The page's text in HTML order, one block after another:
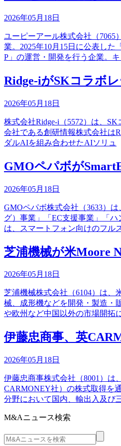
2026年05月18日
ユーピーアール株式会社（7065
業。2025年10月15日に公表し
P」の運営・開発を行う企業。キ
Ridge-iがSKコラボ
2026年05月18日
株式会社Ridge-i（5572）は、
会社である創研情報株式会社は
ダルAIを組み合わせたAIソリュ
GMOペパボが
2026年05月18日
GMOペパボ株式会社（3633）
グ）事業」「EC支援事業」「
は、スマートフォン向けのフル
芝浦機械が米Moore
2026年05月18日
芝浦機械株式会社（6104）は、
械、成形機などを開発・製造・
や欧州など中国以外の市場開拓
伊藤忠商事、英
2026年05月18日
伊藤忠商事株式会社（8001）は
CARMONEY社）の株式取得を
分野において国内、輸出入及び
M&Aニュース検索